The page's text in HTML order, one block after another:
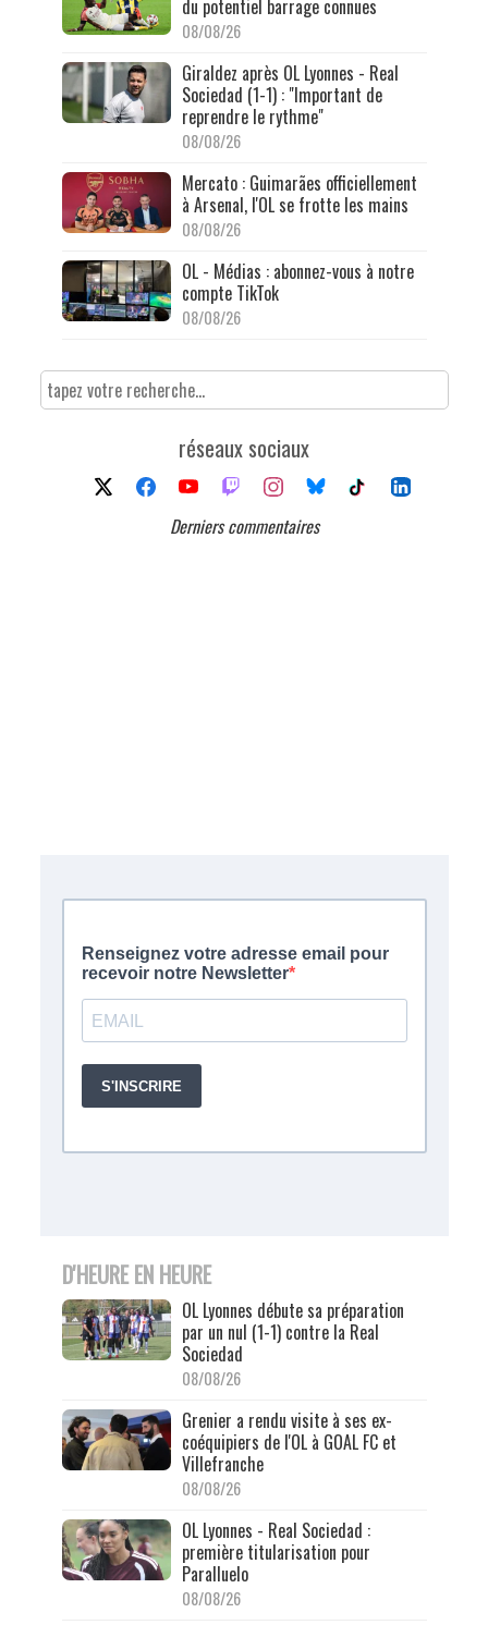
du potentiel barrage connues
08/08/26
Giraldez après OL Lyonnes - Real
Sociedad (1-1) : "Important de
reprendre le rythme"
08/08/26
Mercato : Guimarães officiellement
à Arsenal, l'OL se frotte les mains
08/08/26
OL - Médias : abonnez-vous à notre
compte TikTok
08/08/26
réseaux sociaux
Derniers commentaires
D'HEURE EN HEURE
OL Lyonnes débute sa préparation
par un nul (1-1) contre la Real
Sociedad
08/08/26
Grenier a rendu visite à ses ex-
coéquipiers de l'OL à GOAL FC et
Villefranche
08/08/26
OL Lyonnes - Real Sociedad :
première titularisation pour
Paralluelo
08/08/26